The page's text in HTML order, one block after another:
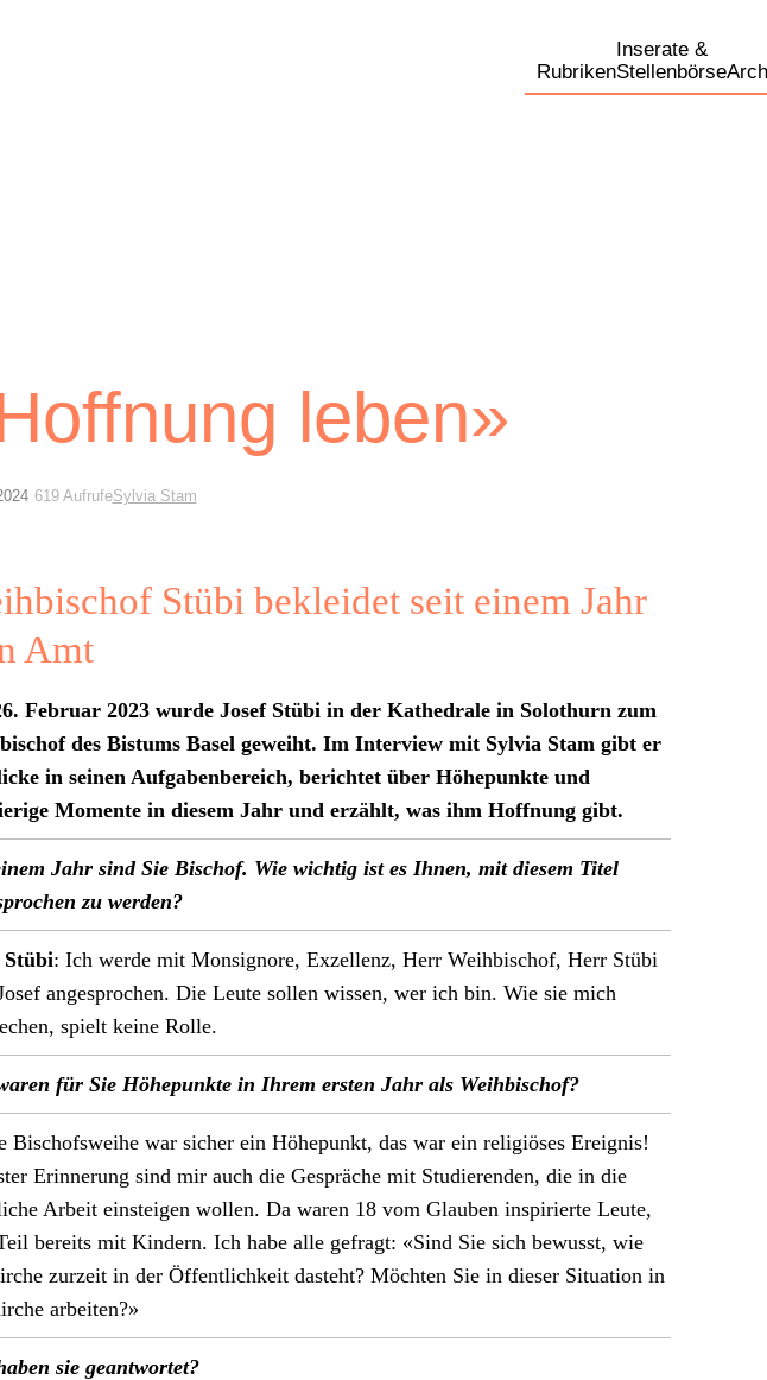
Rubriken
Inserate &
Stellenbörse
leben»
619 AufrufeSylvia Stam
Stübi bekleidet seit einem Jahr
Amt
Feb­ru­ar 2023 wurde Josef Stübi in der Kathe­drale in Solothurn zum
des Bis­tums Basel gewei­ht. Im Inter­view mit Sylvia Stam gibt er
in seinen Auf­gaben­bere­ich, berichtet über Höhep­unk­te und
Momente in diesem Jahr und erzählt, was ihm Hoff­nung gibt.
Jahr sind Sie Bischof. Wie wichtig ist es Ihnen, mit diesem Titel
zu wer­den?
Stübi: Ich werde mit Mon­signore, Exzel­lenz, Herr Wei­h­bischof, Herr Stübi
ange­sprochen. Die Leute sollen wis­sen, wer ich bin. Wie sie mich
spielt keine Rolle.
für Sie Höhep­unk­te in Ihrem ersten Jahr als Wei­h­bischof?
Bischof­swei­he war sich­er ein Höhep­unkt, das war ein religiös­es Ereig­nis!
Erin­nerung sind mir auch die Gespräche mit Studieren­den, die in die
Arbeit ein­steigen wollen. Da waren 18 vom Glauben inspiri­erte Leute,
bere­its mit Kindern. Ich habe alle gefragt: «Sind Sie sich bewusst, wie
zurzeit in der Öffentlichkeit daste­ht? Möcht­en Sie in dieser Sit­u­a­tion in
arbeit­en?»
sie geant­wortet?